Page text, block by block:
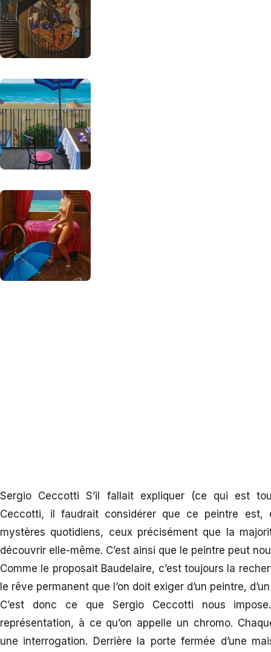
Sergio Ceccotti S’il fallait expliquer (ce qui est
Ceccotti, il faudrait considérer que ce peintre est,
mystères quotidiens, ceux précisément que la
découvrir elle-même. C’est ainsi que le peintre peut
Comme le proposait Baudelaire, c’est toujours la
le rêve permanent que l’on doit exiger d’un peintre,
C’est donc ce que Sergio Ceccotti nous
représentation, à ce qu’on appelle un chromo.
une interrogation. Derrière la porte fermée d’une